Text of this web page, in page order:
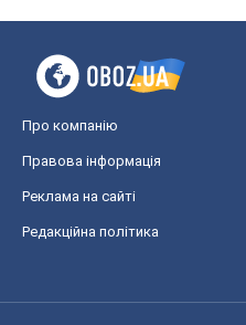
Про компанію
Правова інформація
Реклама на сайті
Редакційна політика